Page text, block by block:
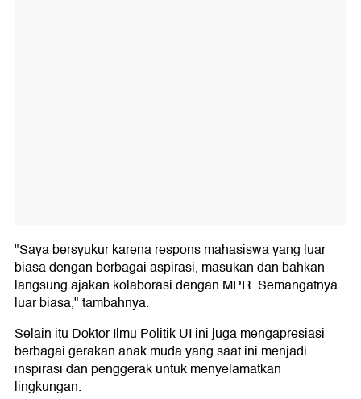
"Saya bersyukur karena respons mahasiswa yang luar
biasa dengan berbagai aspirasi, masukan dan bahkan
langsung ajakan kolaborasi dengan MPR. Semangatnya
luar biasa," tambahnya.
Selain itu Doktor Ilmu Politik UI ini juga mengapresiasi
berbagai gerakan anak muda yang saat ini menjadi
inspirasi dan penggerak untuk menyelamatkan
lingkungan.